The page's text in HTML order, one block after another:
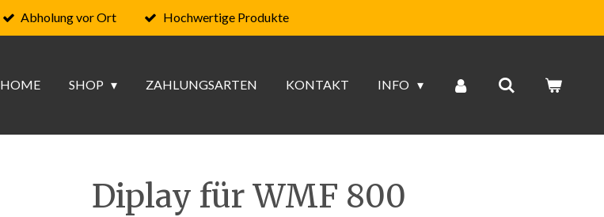
Abholung vor Ort Hochwertige Produkte
HOME SHOP ZAHLUNGSARTEN KONTAKT INFO
Diplay für WMF 800